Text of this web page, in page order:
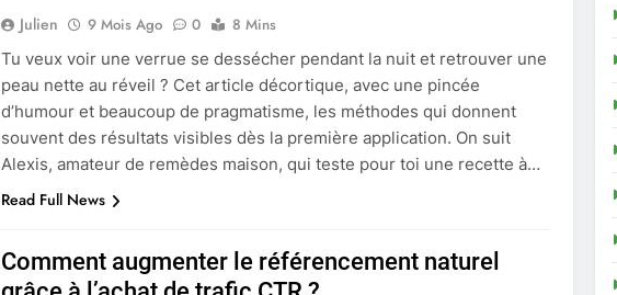
Julien 9 Mois Ago 0
8 Mins
Tu veux voir une verrue se dessécher pendant la nuit et retrouver une
peau nette au réveil ? Cet article décortique, avec une pincée
d’humour et beaucoup de pragmatisme, les méthodes qui donnent
souvent des résultats visibles dès la première application. On suit
Alexis, amateur de remèdes maison, qui teste pour toi une recette à…
Read Full News
Comment augmenter le référencement naturel